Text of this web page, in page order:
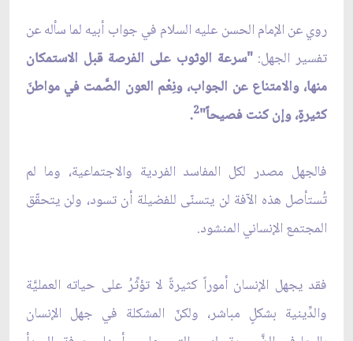
روي عن الإمام الحسن عليه السلام في جواب أبيه لما سأله عن
تفسير الجهل:"سرعة الوثوب على الفرصة قبل الاستمكان
منها، والامتناع عن الجواب، ونِعْم العون الصَّمت في مواطنَ
كثيرةٍ، وإن كنت فصيحاً"2
.
فالجهل مصدر لكل المفاسد الفردية والاجتماعية، وما لم
تُستأصل هذه الآفة لن يتسنّى للفضيلة أن تسود، ولن يتحقّق
المجتمع الإنساني المنشود.
فقد يجهل الإنسان أموراً كثيرةً لا تؤثِّرُ على حياته العمليَّة
والدِّينية بشكلٍ مباشر، ولكنّ المشكلة في جهل الإنسان